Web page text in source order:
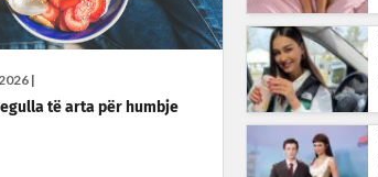
|
të arta për humbje